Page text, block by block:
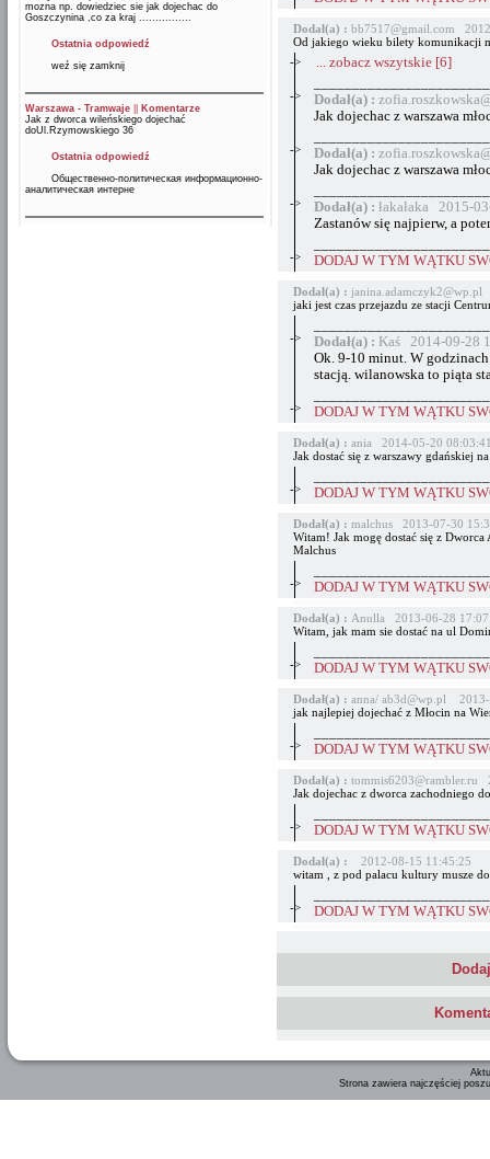
mozna np. dowiedziec sie jak dojechac do
Goszczynina ,co za kraj ................
Ostatnia odpowiedź
weź się zamknij
Warszawa - Tramwaje
Komentarze
Jak z dworca wileńskiego dojechać
doUl.Rzymowskiego 36
Ostatnia odpowiedź
Общественно-политическая информационно-
аналитическая интерне
Dodał(a) : bb7517@gmail.com
Od jakiego wieku bilety komunikacji
->
... zobacz wszytskie [6]
->
Dodał(a) :
Jak dojechac z warszawa
->
Dodał(a) :
Jak dojechac z warszawa
->
Dodał(a) : łakałaka 2015-
Zastanów się najpierw, a
->
DODAJ W TYM WĄTKU
Dodał(a) :
jaki jest czas przejazdu ze stacji
->
Dodał(a) : Kaś 2014-09-28
Ok. 9-10 minut. W
stacją. wilanowska to piąta
->
DODAJ W TYM WĄTKU
Dodał(a) : ania 2014-05-20
Jak dostać się z warszawy gdańskiej
->
DODAJ W TYM WĄTKU
Dodał(a) : malchus 2013-07-30
Witam! Jak mogę dostać się z
Malchus
->
DODAJ W TYM WĄTKU
Dodał(a) : Anulla 2013-06-28
Witam, jak mam sie dostać na ul
->
DODAJ W TYM WĄTKU
Dodał(a) : anna/ ab3d@wp.pl
jak najlepiej dojechać z Młocin na
->
DODAJ W TYM WĄTKU
Dodał(a) : tommis6203@rambler.ru
Jak dojechac z dworca zachodniego
->
DODAJ W TYM WĄTKU
Dodał(a) :
2012-08-15 11:45:25
witam , z pod palacu kultury musze
->
DODAJ W TYM WĄTKU
Strona zawiera najczęściej